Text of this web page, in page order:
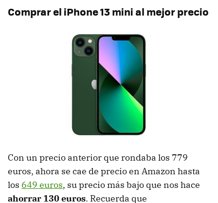
Comprar el iPhone 13 mini al mejor precio
Con un precio anterior que rondaba los 779
euros, ahora se cae de precio en Amazon hasta
los 649 euros, su precio más bajo que nos hace
ahorrar 130 euros. Recuerda que